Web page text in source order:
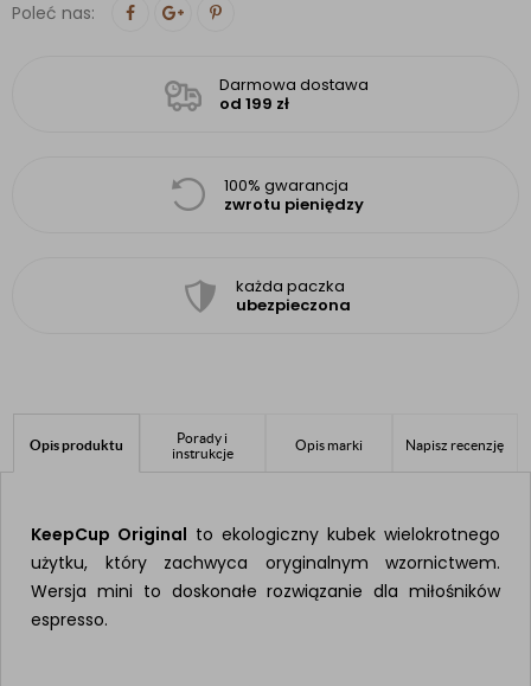
Poleć nas:
Darmowa dostawa
od 199 zł
100% gwarancja
zwrotu pieniędzy
każda paczka
ubezpieczona
Opis produktu
Porady i
instrukcje
Opis marki Napisz recenzję
KeepCup Original to ekologiczny kubek wielokrotnego
użytku, który zachwyca oryginalnym wzornictwem.
Wersja mini to doskonałe rozwiązanie dla miłośników
espresso.